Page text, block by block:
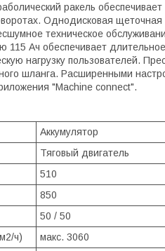
ракель
Однодисковая
техническое
115 Ач обеспечивает
нагрузку пользователей.
шланга. Расширенными
"Machine connect".
Аккумулятор
Тяговый двигатель
510
850
50 / 50
ч)
макс. 3060